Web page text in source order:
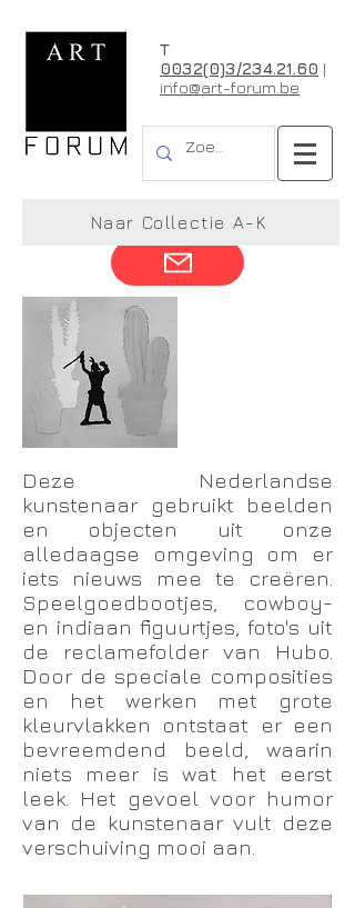
T
0032(0)3/234.21.60 |
info@art-forum.be
Raymond Voeten
Deze Nederlandse
kunstenaar gebruikt beelden
en objecten uit onze
alledaagse omgeving om er
iets nieuws mee te creëren.
Speelgoedbootjes, cowboy-
en indiaan figuurtjes, foto's uit
de reclamefolder van Hubo.
Door de speciale composities
en het werken met grote
kleurvlakken ontstaat er een
bevreemdend beeld, waarin
niets meer is wat het eerst
leek. Het gevoel voor humor
van de kunstenaar vult deze
verschuiving mooi aan.
Naar Collectie A-K